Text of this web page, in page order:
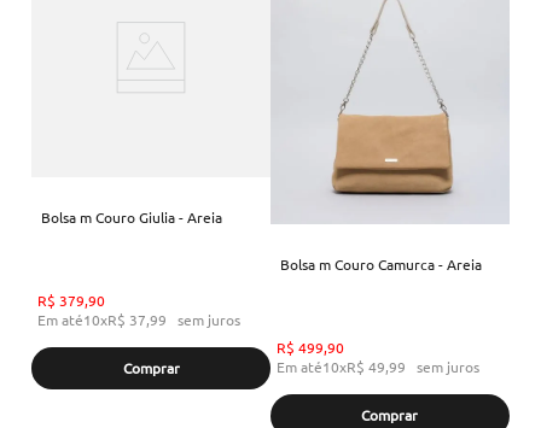
Bolsa m Couro Giulia - Areia
R$ 379,90
Em até10xR$ 37,99 sem juros
Comprar
Bolsa m Couro Camurca - Areia
R$ 499,90
Em até10xR$ 49,99 sem juros
Comprar